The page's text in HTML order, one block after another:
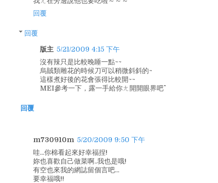
回覆
回覆
版主 5/21/2009 4:15 下午
沒有辣只是比較晚睡一點~~
烏賊類雕花的時候刀可以稍微斜斜的~
這樣煮好後的花會張得比較開~~
MEI參考一下，露一手給你ㄤ開開眼界吧^^
回覆
m730910m 5/20/2009 9:50 下午
哇...你棉看起來好幸福捏!
妳也喜歡自己做菜啊..我也是哦!
有空也來我的網誌留個言吧...
要幸福哦!!